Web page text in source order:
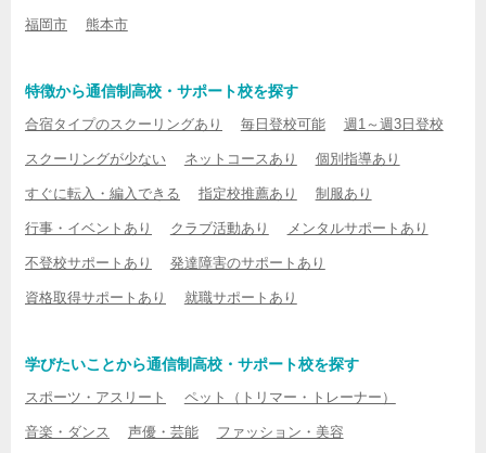
福岡市 熊本市
特徴から通信制高校・サポート校を探す
合宿タイプのスクーリングあり 毎日登校可能 週1～週3日登校
スクーリングが少ない ネットコースあり 個別指導あり
すぐに転入・編入できる 指定校推薦あり 制服あり
行事・イベントあり クラブ活動あり メンタルサポートあり
不登校サポートあり 発達障害のサポートあり
資格取得サポートあり 就職サポートあり
学びたいことから通信制高校・サポート校を探す
スポーツ・アスリート ペット（トリマー・トレーナー）
音楽・ダンス 声優・芸能 ファッション・美容